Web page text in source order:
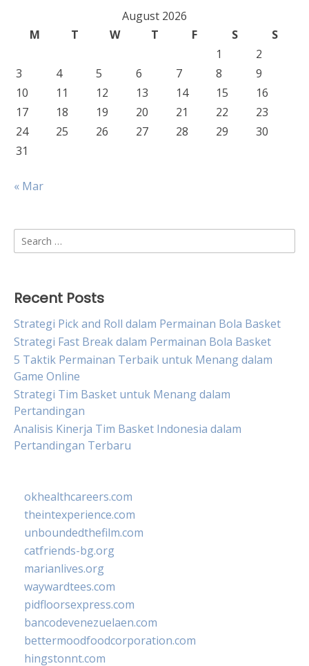
August 2026
M
T W T F S
S
1
2
3
4 5 6 7 8
9
10
11 12 13 14 15
16
17
18 19 20 21 22
23
24
25 26 27 28 29
30
31
« Mar
Search
for:
Recent Posts
Strategi Pick and Roll dalam Permainan Bola Basket
Strategi Fast Break dalam Permainan Bola Basket
5 Taktik Permainan Terbaik untuk Menang dalam
Game Online
Strategi Tim Basket untuk Menang dalam
Pertandingan
Analisis Kinerja Tim Basket Indonesia dalam
Pertandingan Terbaru
okhealthcareers.com
theintexperience.com
unboundedthefilm.com
catfriends-bg.org
marianlives.org
waywardtees.com
pidfloorsexpress.com
bancodevenezuelaen.com
bettermoodfoodcorporation.com
hingstonnt.com